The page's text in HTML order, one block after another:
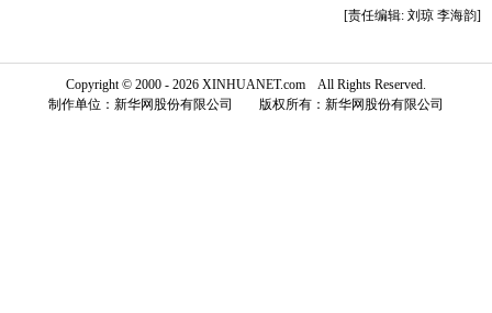
[责任编辑: 刘琼 李海韵]
Copyright © 2000 - 2026 XINHUANET.com All Rights Reserved.
制作单位：新华网股份有限公司 版权所有：新华网股份有限公司